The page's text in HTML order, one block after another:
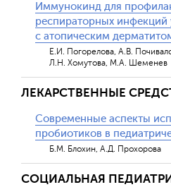
Иммунокинд для
респираторных инфекций
с атопическим
Е.И. Погорелова, А.В.
Л.Н. Хомутова, М.А. Шеменев
ЛЕКАРСТВЕННЫЕ
Современные аспекты
пробиотиков в
Б.М. Блохин, А.Д. Прохорова
СОЦИАЛЬНАЯ